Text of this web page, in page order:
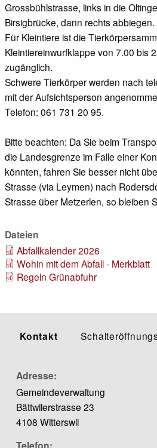
Grossbühlstrasse, links in die
Birsigbrücke, dann rechts abbiegen.
Für Kleintiere ist die
Kleintiereinwurfklappe von 7.00 bis
zugänglich.
Schwere Tierkörper werden nach
mit der Aufsichtsperson
Telefon: 061 731 20 95.
Bitte beachten: Da Sie beim
die Landesgrenze im Falle einer
könnten, fahren Sie besser nicht
Strasse (via Leymen) nach
Strasse über Metzerlen, so bleiben
Dateien
Abfallkalender 2026
Wohin mit dem Abfall - Merkblatt
Regeln Grünabfuhr
Kontakt
Adresse
Gemeindeverwaltung
Bättwilerstrasse 23
4108 Witterswil